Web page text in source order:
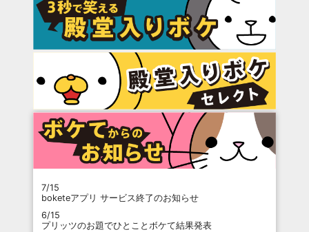
7/15
boketeアプリ サービス終了のお知らせ
6/15
プリッツのお題でひとことボケて結果発表